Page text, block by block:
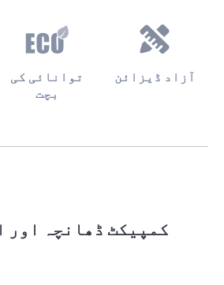
توانائی کی
بچت
آزاد ڈیزائن
کمپیکٹ ڈھانچہ اور